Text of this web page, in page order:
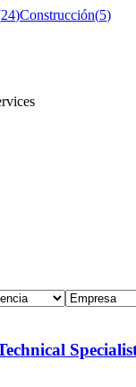
24)Construcción(5)